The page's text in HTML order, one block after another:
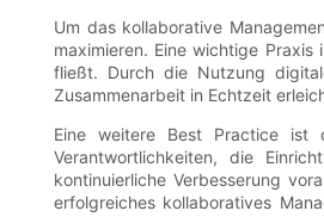
Um das kollaborative
maximieren. Eine wichtige
fließt. Durch die Nutzung
Zusammenarbeit in Echtzeit
Eine weitere Best Practice ist
Verantwortlichkeiten, die
kontinuierliche Verbesserung
erfolgreiches kollaboratives